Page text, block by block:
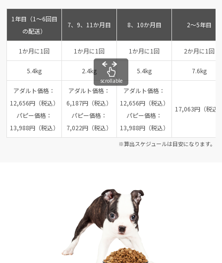
1年目（1～6回目
の配送）
7、9、11か月目 8、10か月目 2～5年目
1か月に1回 1か月に1回 1か月に1回 2か月に1回
5.4kg 2.4kg 5.4kg 7.6kg
アダルト価格：
12,656円（税込）
パピー価格：
13,988円（税込）
アダルト価格：
6,187円（税込）
パピー価格：
7,022円（税込）
アダルト価格：
12,656円（税込）
パピー価格：
13,988円（税込）
17,063円（税込
scrollable
※算出スケジュールは目安になります。